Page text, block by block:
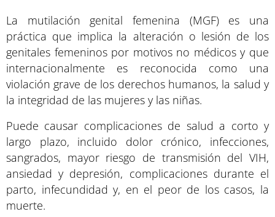
La mutilación genital femenina (MGF) es una
práctica que implica la alteración o lesión de los
genitales femeninos por motivos no médicos y que
internacionalmente es reconocida como una
violación grave de los derechos humanos, la salud y
la integridad de las mujeres y las niñas.
Puede causar complicaciones de salud a corto y
largo plazo, incluido dolor crónico, infecciones,
sangrados, mayor riesgo de transmisión del VIH,
ansiedad y depresión, complicaciones durante el
parto, infecundidad y, en el peor de los casos, la
muerte.